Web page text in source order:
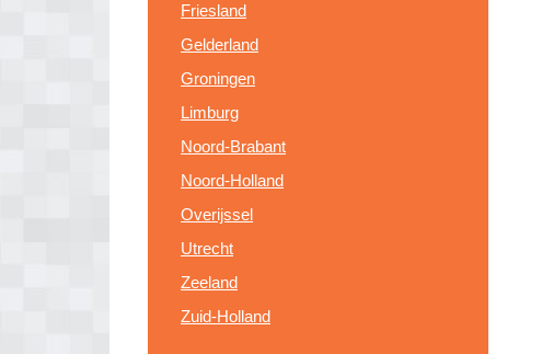
Friesland
Gelderland
Groningen
Limburg
Noord-Brabant
Noord-Holland
Overijssel
Utrecht
Zeeland
Zuid-Holland